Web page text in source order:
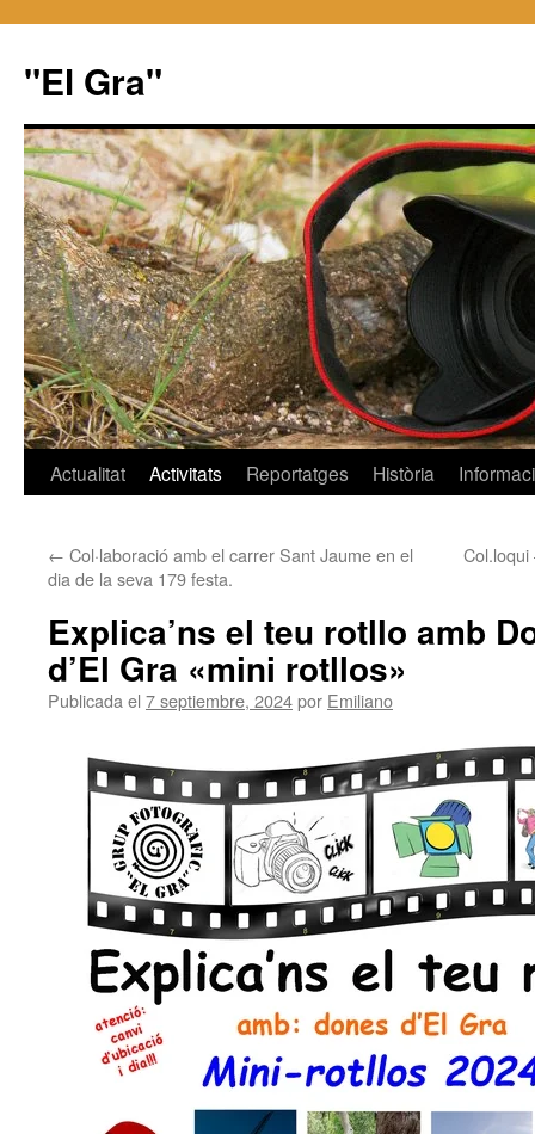
"El Gra"
Saltar
contenido
Actualitat Activitats Reportatges Història
← Col·laboració amb el carrer Sant Jaume en el
dia de la seva 179 festa.
Explica’ns el teu rotllo amb
d’El Gra «mini rotllos»
Publicada el 7 septiembre, 2024por Emiliano